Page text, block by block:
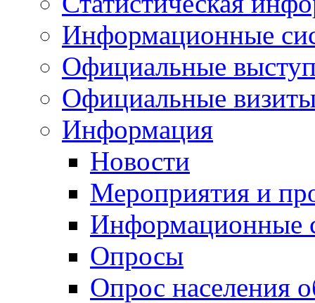
Информационные
Официальные
Официальные
Информация
Новости
Мероприятия и
Информационные
Опросы
Опрос населения